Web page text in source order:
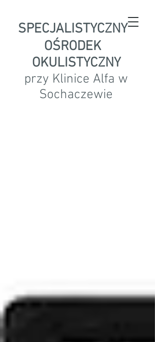
SPECJALISTYCZNY
OŚRODEK
OKULISTYCZNY
przy Klinice Alfa w
Sochaczewie